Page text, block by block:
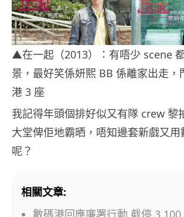
▲在一起（2013）：有唔少 scene
景，最好笑係妍熙 BB 係離家出走，
港 3 座
我記得年頭個排好似又有隊 crew 黎
大堂俾佢地霸晒，唔知邊套新戲又用
呢？
相關文章:
數碼港回應廉署行動 截停 3,100